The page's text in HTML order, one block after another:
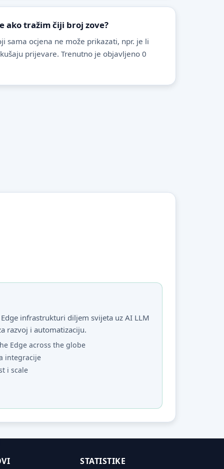
ako tražim čiji broj zove?
sama ocjena ne može prikazati, npr. je li
prijevare. Trenutno je objavljeno 0
infrastrukturi diljem svijeta uz AI LLM
razvoj i automatizaciju.
Edge across the globe
integracije
i scale
STATISTIKE